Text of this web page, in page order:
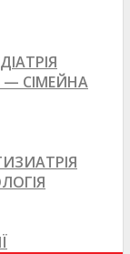
— СІМЕЙНА